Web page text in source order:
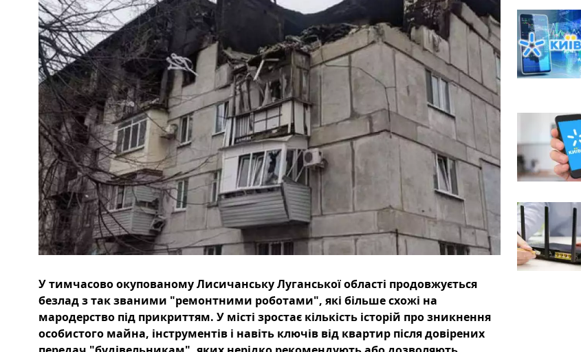
У тимчасово окупованому Лисичанську Луганської області продовжується
безлад з так званими "ремонтними роботами", які більше схожі на
мародерство під прикриттям. У місті зростає кількість історій про зникнення
особистого майна, інструментів і навіть ключів від квартир після довірених